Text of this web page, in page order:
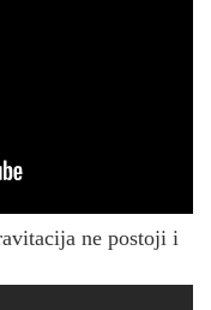
ne postoji i